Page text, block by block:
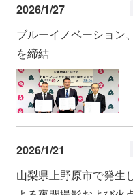
2026/1/27
ブルーイノベーション
を締結
2026/1/21
山梨県上野原市で発生